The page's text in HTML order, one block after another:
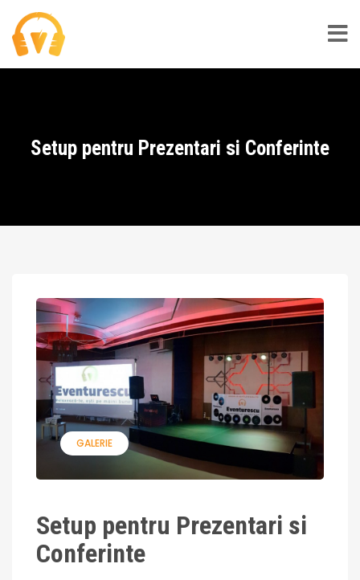
Setup pentru Prezentari si Conferinte
GALERIE
Setup pentru Prezentari si
Conferinte